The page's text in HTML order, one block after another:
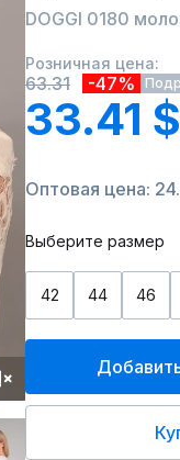
DOGGI 0180
Розничная цена:
63.31 -47%
33.41 $
Оптовая цена:
Выберите размер
42 44 46